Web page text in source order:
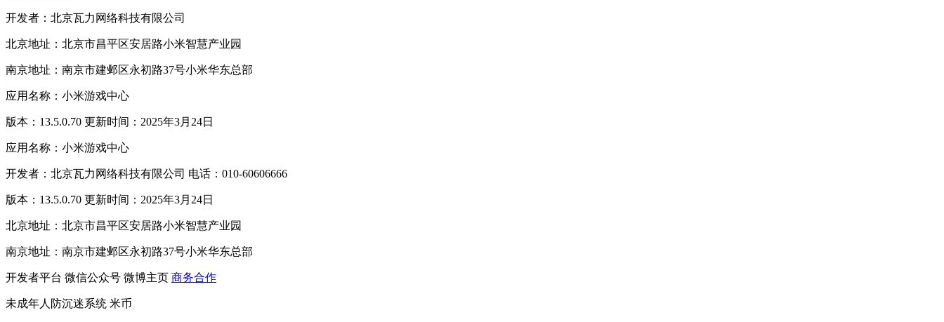
开发者：北京瓦力网络科技有限公司
北京地址：北京市昌平区安居路小米智慧产业园
南京地址：南京市建邺区永初路37号小米华东总部
应用名称：小米游戏中心
版本：13.5.0.70 更新时间：2025年3月24日
应用名称：小米游戏中心
开发者：北京瓦力网络科技有限公司 电话：010-60606666
版本：13.5.0.70 更新时间：2025年3月24日
北京地址：北京市昌平区安居路小米智慧产业园
南京地址：南京市建邺区永初路37号小米华东总部
开发者平台 微信公众号 微博主页 商务合作
未成年人防沉迷系统 米币